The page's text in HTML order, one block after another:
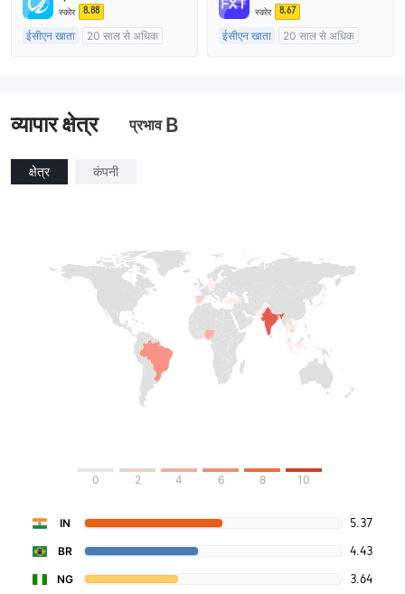
मुख्य-लेबल MT4 मुख्य-लेबल MT4
स्कोर 8.88
ईसीएन खाता
20 साल से अधिक
स्कोर 8.67
ईसीएन खाता
20 साल से अधिक
व्यापार क्षेत्र प्रभाव B
क्षेत्र कंपनी
0 2 4 6 8 10
IN 5.37
BR 4.43
NG 3.64